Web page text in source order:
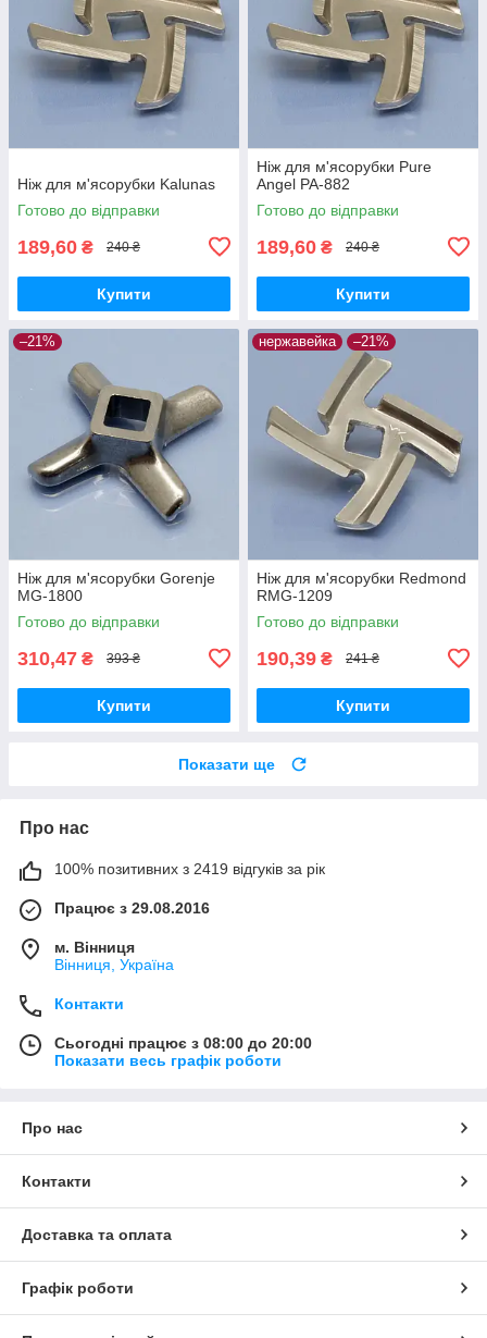
Ніж для м'ясорубки Kalunas
Готово до відправки
189,60 ₴ 240 ₴
Купити
Ніж для м'ясорубки Pure
Angel PA-882
Готово до відправки
189,60 ₴ 240 ₴
Купити
–21%
Ніж для м'ясорубки Gorenje
MG-1800
Готово до відправки
310,47 ₴ 393 ₴
Купити
нержавейка –21%
Ніж для м'ясорубки Redmond
RMG-1209
Готово до відправки
190,39 ₴ 241 ₴
Купити
Показати ще
Про нас
100% позитивних з 2419 відгуків за рік
Працює з 29.08.2016
м. Вінниця
Вінниця, Україна
Контакти
Сьогодні працює з 08:00 до 20:00
Показати весь графік роботи
Про нас
Контакти
Доставка та оплата
Графік роботи